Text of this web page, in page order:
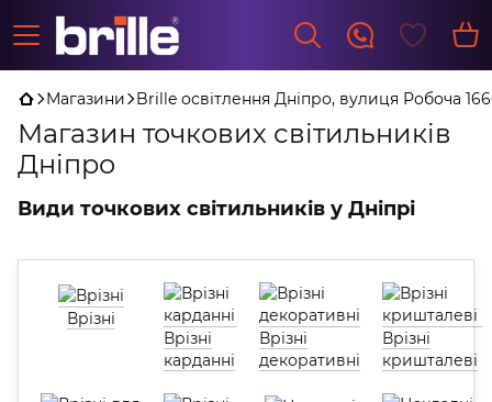
Магазини Brille освітлення Дніпро, вулиця Робоча
Магазин точкових світильників
Дніпро
Види точкових світильників у Дніпрі
Врізні
Врізні
карданні
Врізні
декоративні
Врізні
кришталеві